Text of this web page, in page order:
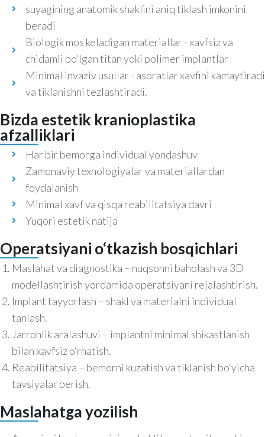
suyagining anatomik shaklini aniq tiklash imkonini
beradi
Biologik mos keladigan materiallar - xavfsiz va
chidamli bo‘lgan titan yoki polimer implantlar
Minimal invaziv usullar - asoratlar xavfini kamaytiradi
va tiklanishni tezlashtiradi.
Bizda estetik kranioplastika
afzalliklari
Har bir bemorga individual yondashuv
Zamonaviy texnologiyalar va materiallardan
foydalanish
Minimal xavf va qisqa reabilitatsiya davri
Yuqori estetik natija
Operatsiyani o‘tkazish bosqichlari
Maslahat va diagnostika – nuqsonni baholash va 3D
modellashtirish yordamida operatsiyani rejalashtirish.
Implant tayyorlash – shakl va materialni individual
tanlash.
Jarrohlik aralashuvi – implantni minimal shikastlanish
bilan xavfsiz o‘rnatish.
Reabilitatsiya – bemorni kuzatish va tiklanish bo‘yicha
tavsiyalar berish.
Maslahatga yozilish